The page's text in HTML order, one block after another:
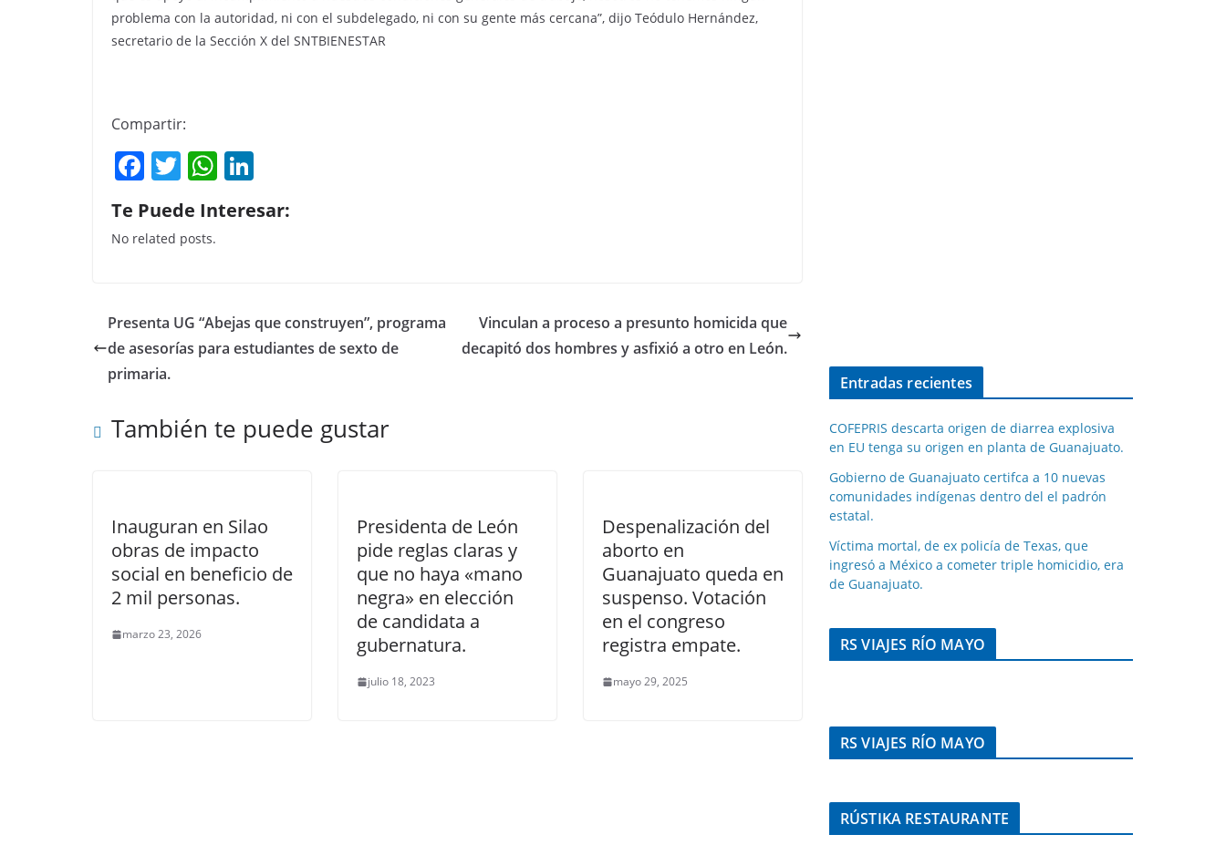
problema con la autoridad, ni con el subdelegado, ni con su gente más cercana”, dijo Teódulo Hernández,
secretario de la Sección X del SNTBIENESTAR
Compartir:
F
a
c
e
o
o
k
T
w
itt
er
W
h
at
p
p
k
n
Te Puede Interesar:
No related posts.
Presenta UG “Abejas que construyen”, programa
de asesorías para estudiantes de sexto de
primaria.
Vinculan a proceso a presunto homicida que
decapitó dos hombres y asfixió a otro en León.
También te puede gustar
Inauguran en Silao
obras de impacto
social en beneficio de
2 mil personas.
marzo 23, 2026
Presidenta de León
pide reglas claras y
que no haya «mano
negra» en elección
de candidata a
gubernatura.
julio 18, 2023
Despenalización del
aborto en
Guanajuato queda en
suspenso. Votación
en el congreso
registra empate.
mayo 29, 2025
Entradas recientes
COFEPRIS descarta origen de diarrea explosiva
en EU tenga su origen en planta de Guanajuato.
Gobierno de Guanajuato certifca a 10 nuevas
comunidades indígenas dentro del el padrón
estatal.
Víctima mortal, de ex policía de Texas, que
ingresó a México a cometer triple homicidio, era
de Guanajuato.
RS VIAJES RÍO MAYO
RS VIAJES RÍO MAYO
RÚSTIKA RESTAURANTE